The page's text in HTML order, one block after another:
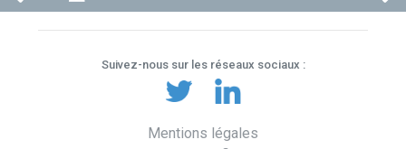
Suivez-nous sur les réseaux sociaux :
Mentions légales